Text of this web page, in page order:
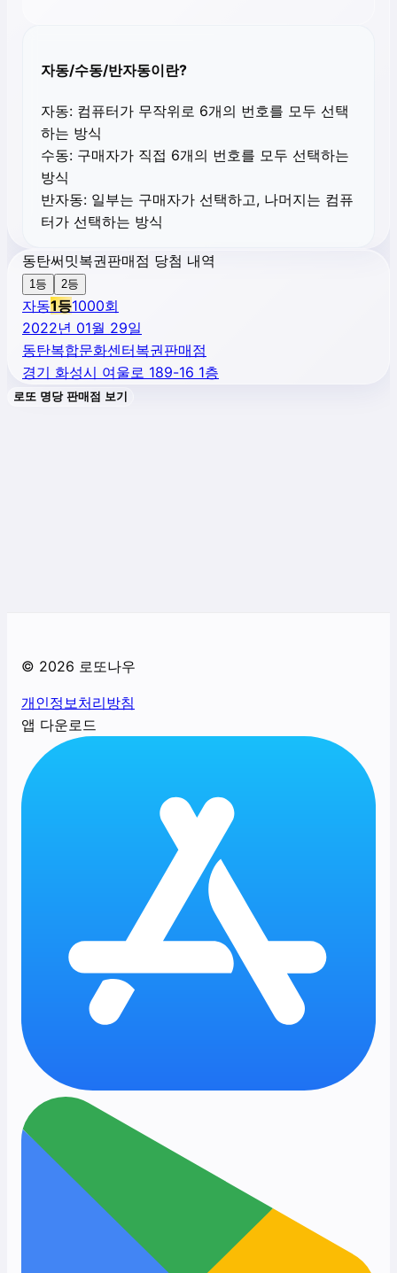
자동/수동/반자동이란?
자동: 컴퓨터가 무작위로 6개의 번호를 모두 선택
하는 방식
수동: 구매자가 직접 6개의 번호를 모두 선택하는
방식
반자동: 일부는 구매자가 선택하고, 나머지는 컴퓨
터가 선택하는 방식
동탄써밋복권판매점 당첨 내역
1등 2등
자동1등1000회
2022년 01월 29일
동탄복합문화센터복권판매점
경기 화성시 여울로 189-16 1층
로또 명당 판매점 보기
© 2026 로또나우
개인정보처리방침
앱 다운로드